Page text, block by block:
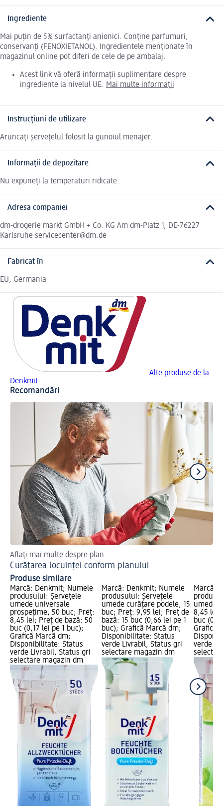
Ingrediente
Mai puțin de 5% surfactanți anionici. Conține parfumuri,
conservanți (FENOXIETANOL). Ingredientele menționate în
magazinul online pot diferi de cele de pe ambalaj.
Acest link vă oferă informații suplimentare despre
ingrediente la nivelul UE. Mai multe informații
Instrucțiuni de utilizare
Aruncați șervețelul folosit la gunoiul menajer.
Informații de depozitare
Nu expuneți la temperaturi ridicate.
Adresa companiei
dm-drogerie markt GmbH + Co. KG Am dm-Platz 1, DE-76227
Karlsruhe servicecenter@dm.de
Fabricat în
EU, Germania
Alte produse de la
Denkmit
Recomandări
Aflați mai multe despre plan
Curățarea locuinței conform planului
Produse similare
Marcă: Denkmit; Numele
produsului: Șervețele
umede universale
prospețime, 50 buc; Preț:
8,45 lei; Preț de bază: 50
buc (0,17 lei pe 1 buc);
Grafică Marcă dm;
Disponibilitate: Status
verde Livrabil, Status gri
selectare magazin dm
Marcă: Denkmit; Numele
produsului: Șervețele
umede curățare podele, 15
buc; Preț: 9,95 lei; Preț de
bază: 15 buc (0,66 lei pe 1
buc); Grafică Marcă dm;
Disponibilitate: Status
verde Livrabil, Status gri
selectare magazin dm
Marcă:
umede
8,45 lei;
buc
Grafică
verde